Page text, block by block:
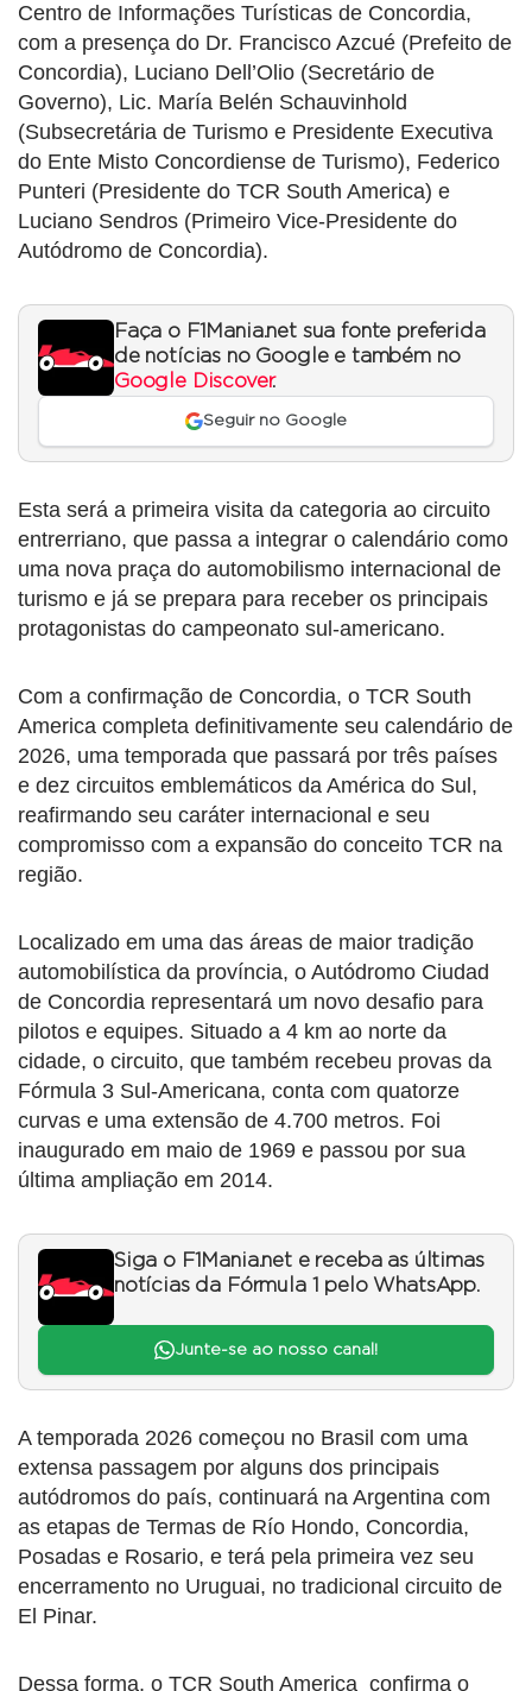
Centro de Informações Turísticas de Concordia,
com a presença do Dr. Francisco Azcué (Prefeito de
Concordia), Luciano Dell’Olio (Secretário de
Governo), Lic. María Belén Schauvinhold
(Subsecretária de Turismo e Presidente Executiva
do Ente Misto Concordiense de Turismo), Federico
Punteri (Presidente do TCR South America) e
Luciano Sendros (Primeiro Vice-Presidente do
Autódromo de Concordia).
Faça o F1Mania.net sua fonte preferida
de notícias no Google e também no
Google Discover.
Seguir no Google
Esta será a primeira visita da categoria ao circuito
entrerriano, que passa a integrar o calendário como
uma nova praça do automobilismo internacional de
turismo e já se prepara para receber os principais
protagonistas do campeonato sul-americano.
Com a confirmação de Concordia, o TCR South
America completa definitivamente seu calendário de
2026, uma temporada que passará por três países
e dez circuitos emblemáticos da América do Sul,
reafirmando seu caráter internacional e seu
compromisso com a expansão do conceito TCR na
região.
Localizado em uma das áreas de maior tradição
automobilística da província, o Autódromo Ciudad
de Concordia representará um novo desafio para
pilotos e equipes. Situado a 4 km ao norte da
cidade, o circuito, que também recebeu provas da
Fórmula 3 Sul-Americana, conta com quatorze
curvas e uma extensão de 4.700 metros. Foi
inaugurado em maio de 1969 e passou por sua
última ampliação em 2014.
Siga o F1Mania.net e receba as últimas
notícias da Fórmula 1 pelo WhatsApp.
Junte-se ao nosso canal!
A temporada 2026 começou no Brasil com uma
extensa passagem por alguns dos principais
autódromos do país, continuará na Argentina com
as etapas de Termas de Río Hondo, Concordia,
Posadas e Rosario, e terá pela primeira vez seu
encerramento no Uruguai, no tradicional circuito de
El Pinar.
Dessa forma, o TCR South America confirma o